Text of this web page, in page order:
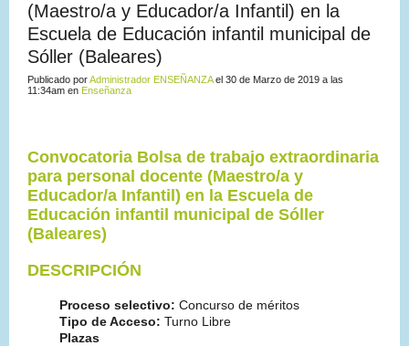
(Maestro/a y Educador/a Infantil) en la
Escuela de Educación infantil municipal de
Sóller (Baleares)
Publicado porAdministrador ENSEÑANZAel 30 de Marzo de 2019 a las
11:34am en Enseñanza
Convocatoria Bolsa de trabajo extraordinaria
para personal docente (Maestro/a y
Educador/a Infantil) en la Escuela de
Educación infantil municipal de Sóller
(Baleares)
DESCRIPCIÓN
Proceso selectivo: Concurso de méritos
Tipo de Acceso: Turno Libre
Plazas